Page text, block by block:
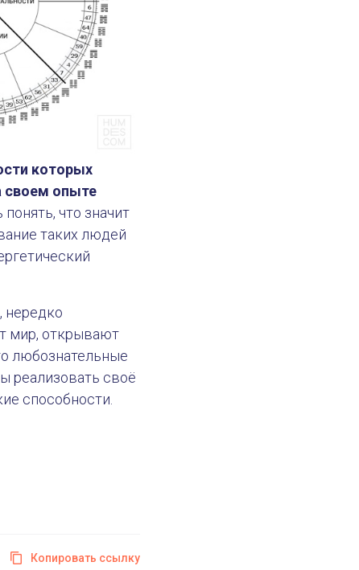
Ворота 31 июля 2024
которых
своем опыте
понять, что значит
таких людей
нередко
мир, открывают
любознательные
реализовать своё
способности.
Копировать ссылку